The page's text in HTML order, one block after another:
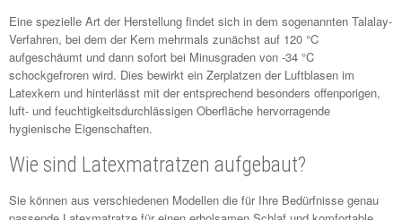
Eine spezielle Art der Herstellung findet sich in dem sogenannten Talalay-
Verfahren, bei dem der Kern mehrmals zunächst auf 120 °C
aufgeschäumt und dann sofort bei Minusgraden von -34 °C
schockgefroren wird. Dies bewirkt ein Zerplatzen der Luftblasen im
Latexkern und hinterlässt mit der entsprechend besonders offenporigen,
luft- und feuchtigkeitsdurchlässigen Oberfläche hervorragende
hygienische Eigenschaften.
Wie sind Latexmatratzen aufgebaut?
Sie können aus verschiedenen Modellen die für Ihre Bedürfnisse genau